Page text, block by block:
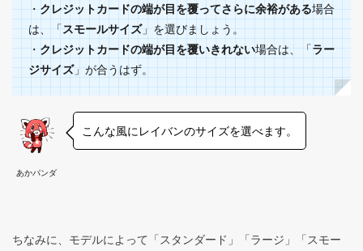
・クレジットカードの端が目を覆ってさらに余裕がある場合
は、「スモールサイズ」を選びましょう。
・クレジットカードの端が目を覆いきれない場合は、「ラー
ジサイズ」が合うはず。
あかパンダ
こんな風にレイバンのサイズを選べます。
ちなみに、モデルによって「スタンダード」「ラージ」「スモー